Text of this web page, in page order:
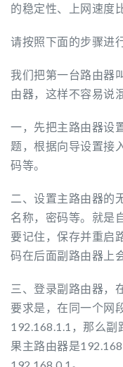
的稳定性、上网速度
请按照下面的步骤进
我们把第一台路由器
由器，这样不容易说
一，先把主路由器设
题，根据向导设置接
码等。
二、设置主路由器的
名称，密码等。就是
要记住，保存并重启
码在后面副路由器上
三、登录副路由器，
要求是，在同一个网
192.168.1.1，那么副
果主路由器是